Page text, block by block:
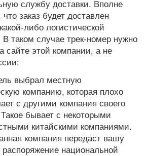
службу доставки. Вполне
заказ будет доставлен
либо логистической
В таком случае трек-номер нужно
сайте этой компании, а не
выбрал местную
компанию, которая плохо
с другими компания своего
бывает с некоторыми
китайскими компаниями.
компания передаст вашу
распоряжение национальной